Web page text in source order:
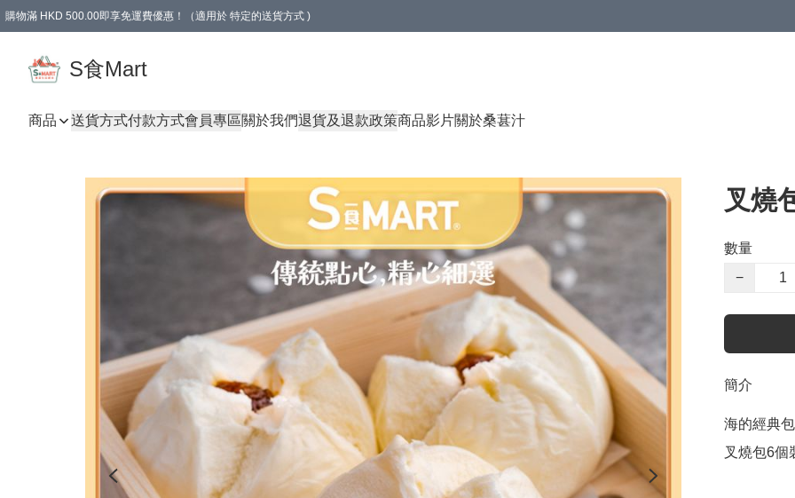
購物滿 HKD 500.00即享免運費優惠！（適用於 特定的送貨方式 )
S食Mart
商品 送貨方式付款方式會員專區關於我們退貨及退款政策商品影片關於桑葚汁
叉燒
數量
−
簡介
海的經典
叉燒包6個